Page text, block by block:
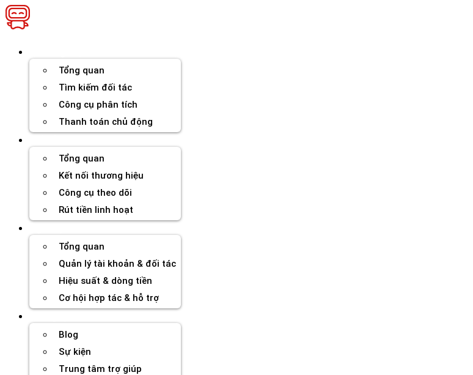
Chuyển
đến
Tổng quan
Tìm kiếm đối tác
Công cụ phân tích
Thanh toán chủ động
Tổng quan
Kết nối thương hiệu
Công cụ theo dõi
Rút tiền linh hoạt
Tổng quan
Quản lý tài khoản & đối tác
Hiệu suất & dòng tiền
Cơ hội hợp tác & hỗ trợ
Blog
Sự kiện
Trung tâm trợ giúp